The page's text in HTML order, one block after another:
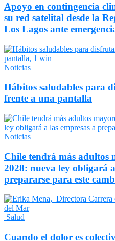
Apoyo en contingencia
su red satelital desde la
Los Lagos ante
Noticias
Hábitos saludables para
frente a una pantalla
Noticias
Chile tendrá más adultos
2028: nueva ley obligará
prepararse para este
Salud
Cuando el dolor es